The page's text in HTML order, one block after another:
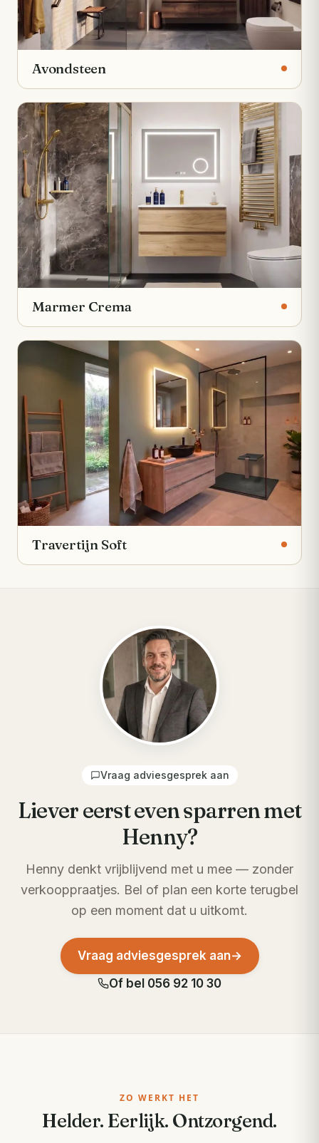
Avondsteen
Marmer Crema
Travertijn Soft
Vraag adviesgesprek aan
Liever eerst even sparren met
Henny?
Henny denkt vrijblijvend met u mee — zonder
verkooppraatjes. Bel of plan een korte terugbel
op een moment dat u uitkomt.
Vraag adviesgesprek aan→
Of bel 056 92 10 30
ZO WERKT HET
Helder. Eerlijk. Ontzorgend.